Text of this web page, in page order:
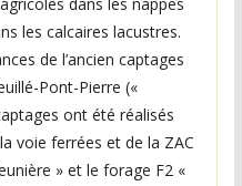
les calcaires lacustres.
de l’ancien captages
Pont-Pierre («
ont été réalisés
voie ferrées et de la ZAC
» et le forage F2 «